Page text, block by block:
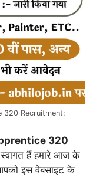
320 Recruitment:
320
हैं हमारे आज के
इस वेबसाइट के